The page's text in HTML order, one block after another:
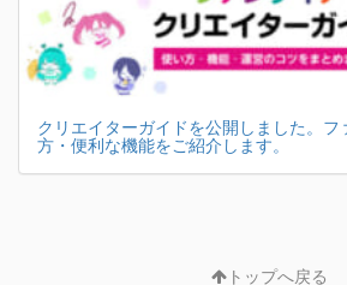
クリエイターガイドを公開しました。フ
方・便利な機能をご紹介します。
トップへ戻る